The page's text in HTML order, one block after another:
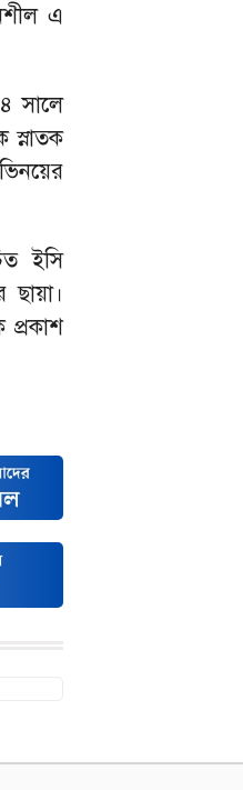
এ
সালে
স্নাতক
ইসি
প্রকাশ